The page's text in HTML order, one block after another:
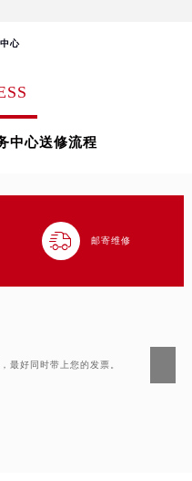
心
中心送修流程
 邮寄维修
最好同时带上您的发票。